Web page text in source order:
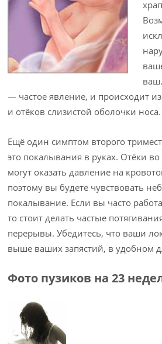
— частое явление, и происходит
и отёков слизистой оболочки носа.
Ещё один симптом второго
это покалывания в руках. Отёки
могут оказать давление на
поэтому вы будете чувствовать
покалывание. Если вы часто
то стоит делать частые
перерывы. Убедитесь, что ваши
выше ваших запястий, в удобном
Фото пузиков на 23